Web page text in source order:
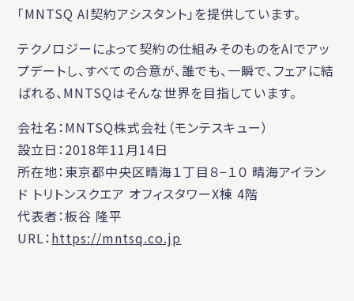
「MNTSQ AI契約アシスタント」を提供しています。
テクノロジーによって契約の仕組みそのものをAIでアッ
プデートし、すべての合意が、誰でも、一瞬で、フェアに結
ばれる、MNTSQはそんな世界を目指しています。
会社名：MNTSQ株式会社（モンテスキュー）
設立日：2018年11月14日
所在地：東京都中央区晴海１丁目８−１０ 晴海アイラン
ド トリトンスクエア オフィスタワーX棟 4階
代表者：板谷 隆平
URL： https://mntsq.co.jp